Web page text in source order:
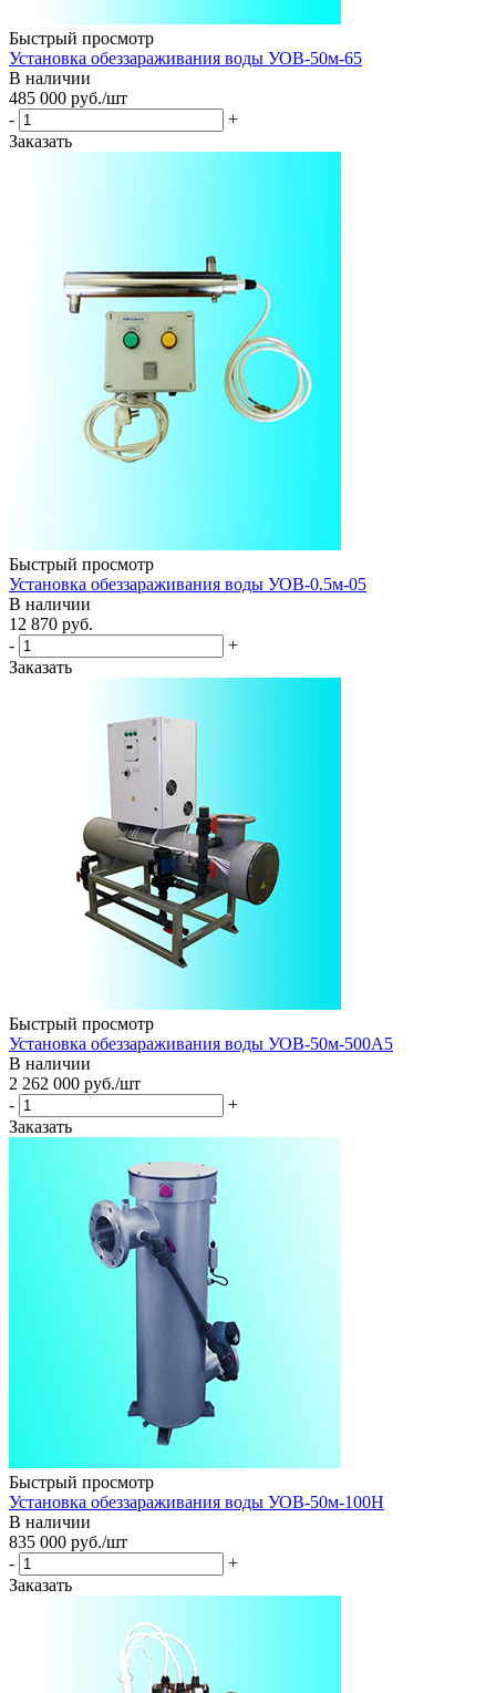
Быстрый просмотр
Установка обеззараживания воды УОВ-50м-65
В наличии
485 000 руб./шт
-
+
Заказать
Быстрый просмотр
Установка обеззараживания воды УОВ-0.5м-05
В наличии
12 870 руб.
-
+
Заказать
Быстрый просмотр
Установка обеззараживания воды УОВ-50м-500А5
В наличии
2 262 000 руб./шт
-
+
Заказать
Быстрый просмотр
Установка обеззараживания воды УОВ-50м-100Н
В наличии
835 000 руб./шт
-
+
Заказать